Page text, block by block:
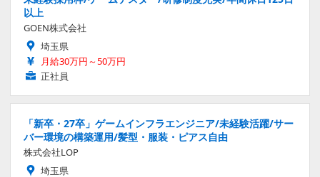
以上
GOEN株式会社
埼玉県
月給30万円～50万円
正社員
「新卒・27卒」ゲームインフラエンジニア/未経験活躍/サー
バー環境の構築運用/髪型・服装・ピアス自由
株式会社LOP
埼玉県